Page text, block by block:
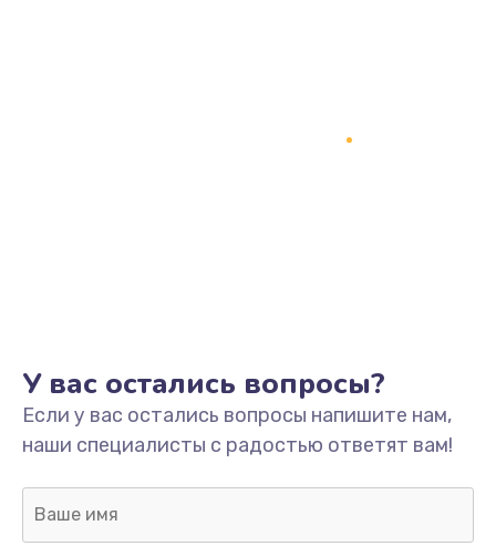
995 руб.
Заказать
Замена шлейфа матрицы
У вас остались вопросы?
Если у вас остались вопросы напишите нам,
наши специалисты с радостью ответят вам!